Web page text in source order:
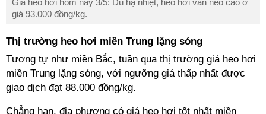
Giá heo hơi hôm nay 3/5: Dù hạ nhiệt, heo hơi vẫn neo cao ở
giá 93.000 đồng/kg.
Thị trường heo hơi miền Trung lặng sóng
Tương tự như miền Bắc, tuần qua thị trường giá heo hơi
miền Trung lặng sóng, với ngưỡng giá thấp nhất được
giao dịch đạt 88.000 đồng/kg.
Chẳng hạn, địa phương có giá heo hơi tốt nhất miền